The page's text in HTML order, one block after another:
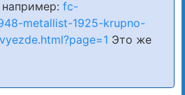
fc-
metallist-1925-krupno-
Это же